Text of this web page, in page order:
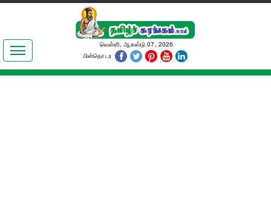
இலக்கியங்கள்
தமிழ் உலகம்
வெள்ளி, ஆகஸ்டு 07, 2026
பின்தொடர